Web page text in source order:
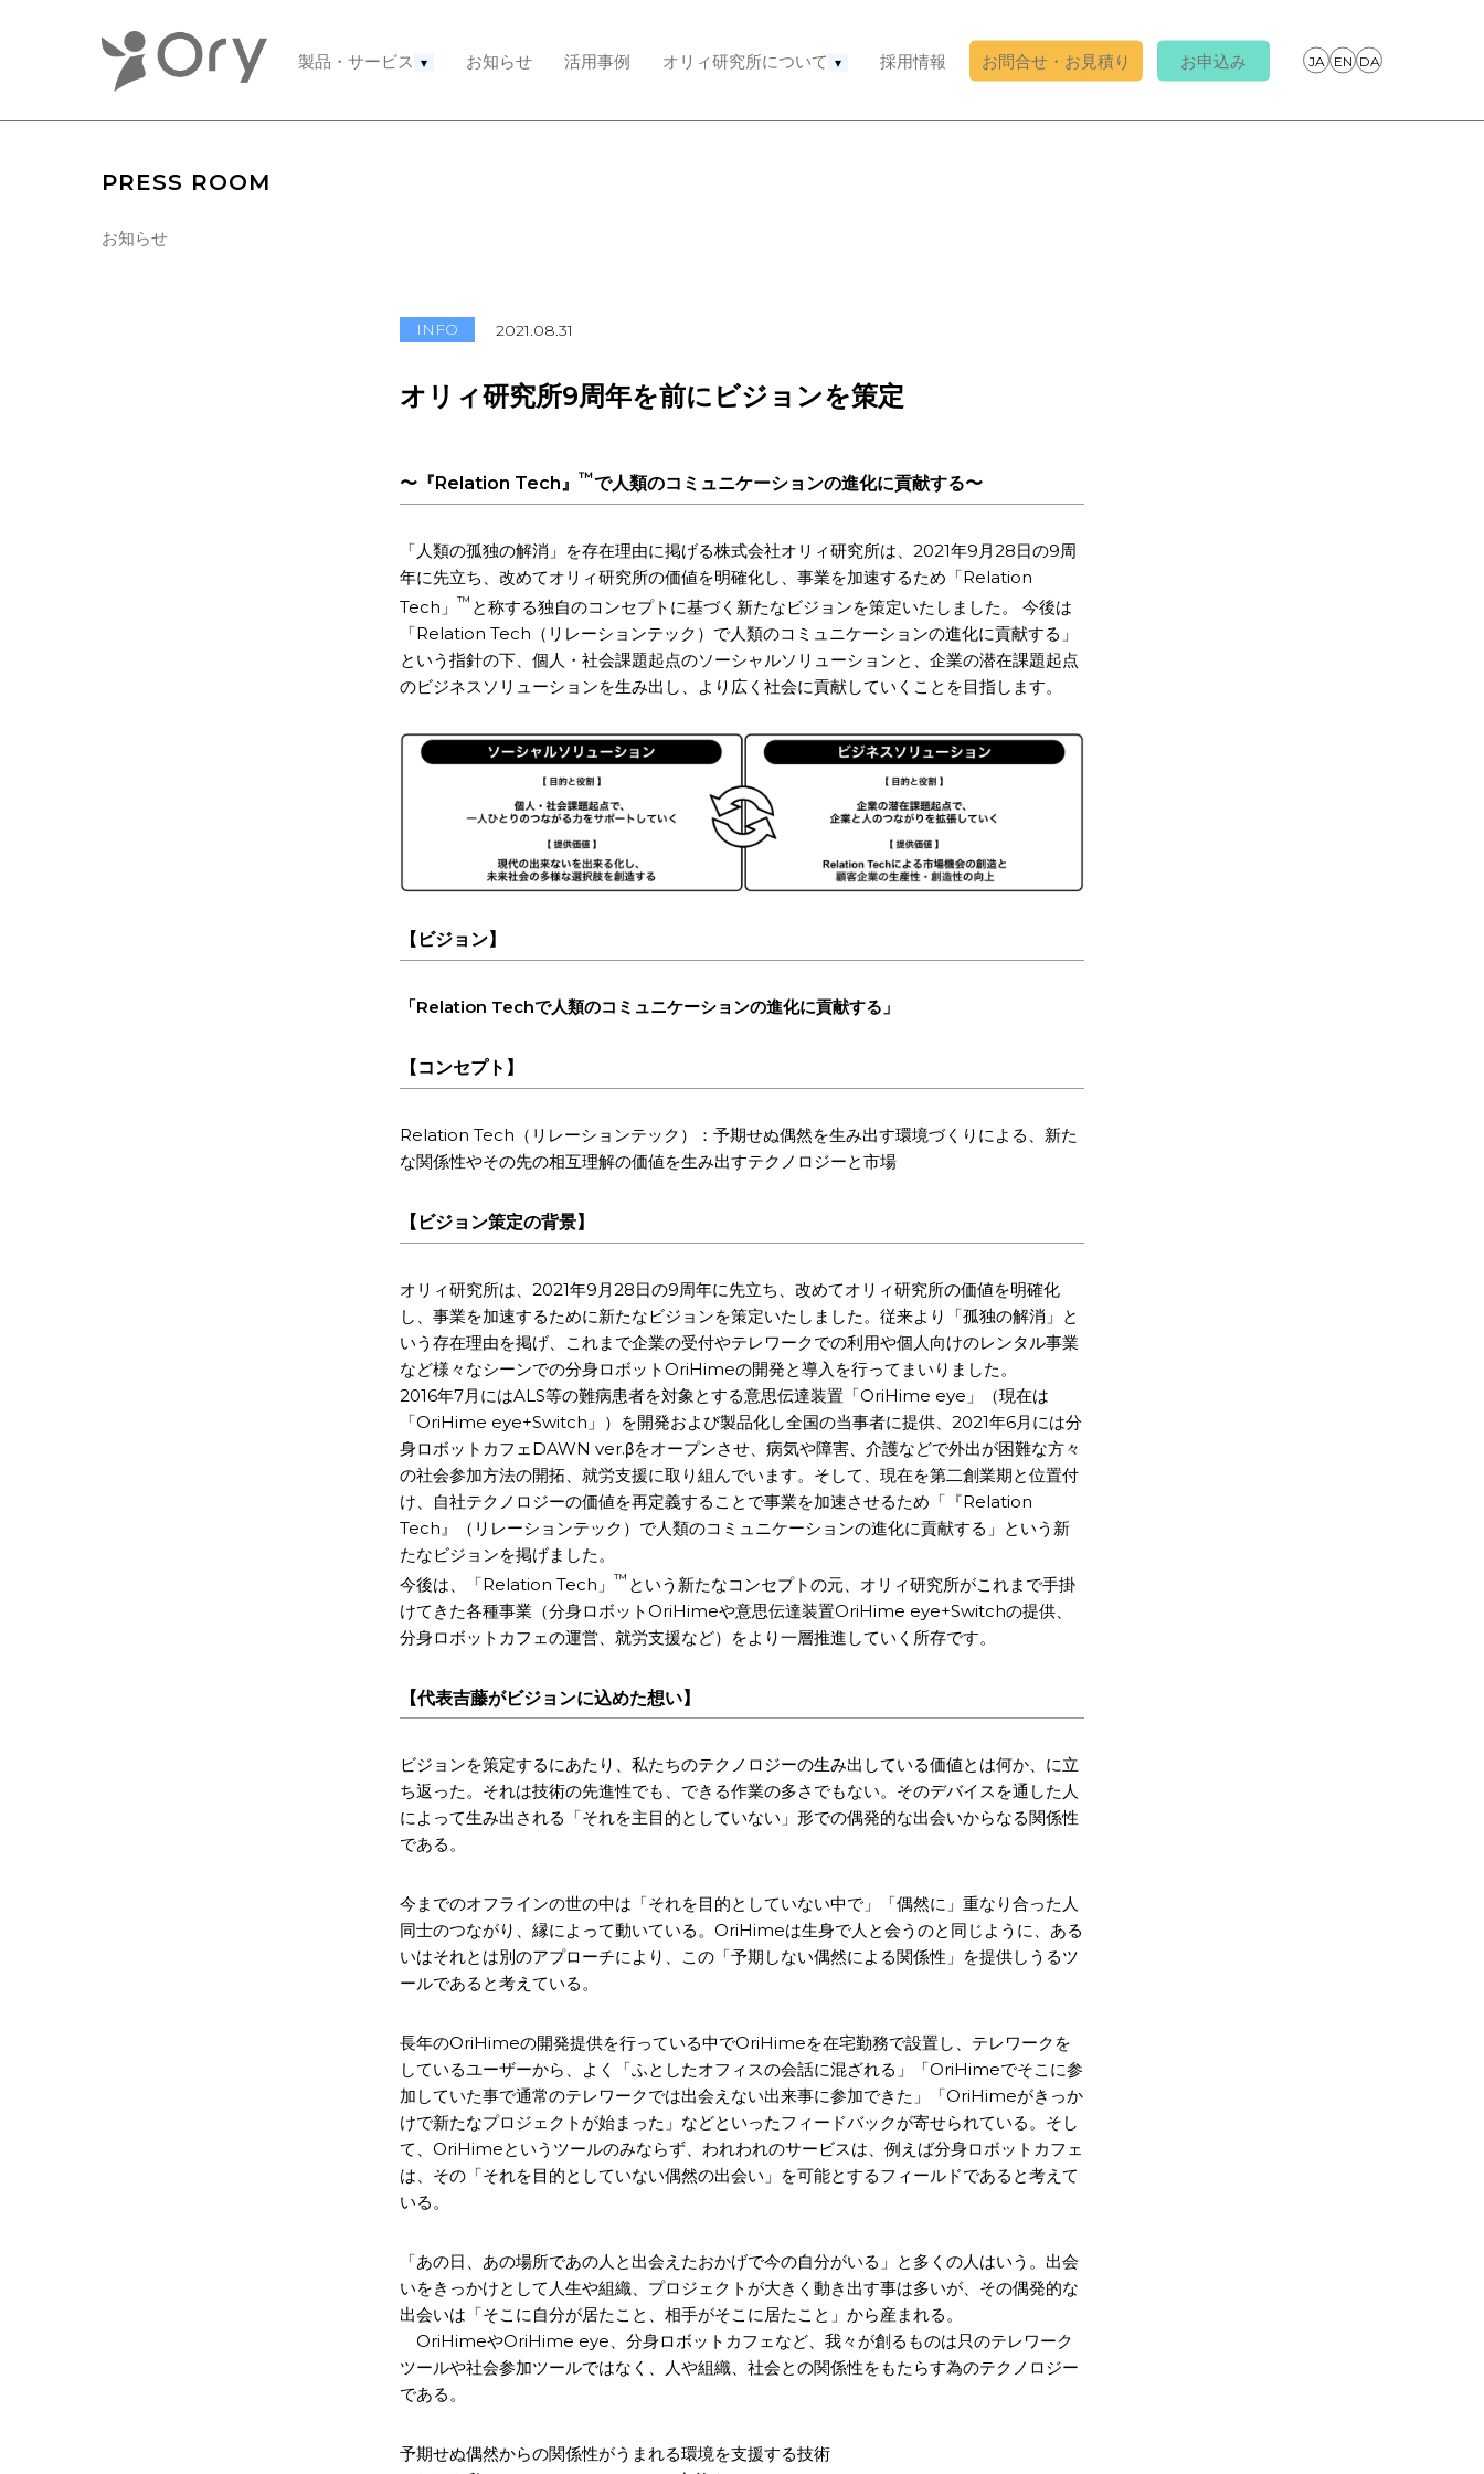
製品・サービス ▾ お知らせ 活用事例 オリィ研究所について ▾ 採用情報 お問合せ・お見積り お申込み
PRESS ROOM
お知らせ
INFO 2021.08.31
オリィ研究所9周年を前にビジョンを策定
〜『Relation Tech』 ™で人類のコミュニケーションの進化に貢献する〜
「人類の孤独の解消」を存在理由に掲げる株式会社オリィ研究所は、2021年9月28日の9周
年に先立ち、改めてオリィ研究所の価値を明確化し、事業を加速するため「Relation
Tech」 ™ と称する独自のコンセプトに基づく新たなビジョンを策定いたしました。 今後は
「Relation Tech（リレーションテック）で人類のコミュニケーションの進化に貢献する」
という指針の下、個人・社会課題起点のソーシャルソリューションと、企業の潜在課題起点
のビジネスソリューションを生み出し、より広く社会に貢献していくことを目指します。
【ビジョン】
「Relation Techで人類のコミュニケーションの進化に貢献する」
【コンセプト】
Relation Tech（リレーションテック）：予期せぬ偶然を生み出す環境づくりによる、新た
な関係性やその先の相互理解の価値を生み出すテクノロジーと市場
【ビジョン策定の背景】
オリィ研究所は、2021年9月28日の9周年に先立ち、改めてオリィ研究所の価値を明確化
し、事業を加速するために新たなビジョンを策定いたしました。従来より「孤独の解消」と
いう存在理由を掲げ、これまで企業の受付やテレワークでの利用や個人向けのレンタル事業
など様々なシーンでの分身ロボットOriHimeの開発と導入を行ってまいりました。
2016年7月にはALS等の難病患者を対象とする意思伝達装置「OriHime eye」（現在は
「OriHime eye+Switch」）を開発および製品化し全国の当事者に提供、2021年6月には分
身ロボットカフェDAWN ver.βをオープンさせ、病気や障害、介護などで外出が困難な方々
の社会参加方法の開拓、就労支援に取り組んでいます。そして、現在を第二創業期と位置付
け、自社テクノロジーの価値を再定義することで事業を加速させるため「『Relation
Tech』（リレーションテック）で人類のコミュニケーションの進化に貢献する」という新
たなビジョンを掲げました。
今後は、「Relation Tech」 ™ という新たなコンセプトの元、オリィ研究所がこれまで手掛
けてきた各種事業（分身ロボットOriHimeや意思伝達装置OriHime eye+Switchの提供、
分身ロボットカフェの運営、就労支援など）をより一層推進していく所存です。
【代表吉藤がビジョンに込めた想い】
ビジョンを策定するにあたり、私たちのテクノロジーの生み出している価値とは何か、に立
ち返った。それは技術の先進性でも、できる作業の多さでもない。そのデバイスを通した人
によって生み出される「それを主目的としていない」形での偶発的な出会いからなる関係性
である。
今までのオフラインの世の中は「それを目的としていない中で」「偶然に」重なり合った人
同士のつながり、縁によって動いている。OriHimeは生身で人と会うのと同じように、ある
いはそれとは別のアプローチにより、この「予期しない偶然による関係性」を提供しうるツ
ールであると考えている。
長年のOriHimeの開発提供を行っている中でOriHimeを在宅勤務で設置し、テレワークを
しているユーザーから、よく「ふとしたオフィスの会話に混ざれる」「OriHimeでそこに参
加していた事で通常のテレワークでは出会えない出来事に参加できた」「OriHimeがきっか
けで新たなプロジェクトが始まった」などといったフィードバックが寄せられている。そし
て、OriHimeというツールのみならず、われわれのサービスは、例えば分身ロボットカフェ
は、その「それを目的としていない偶然の出会い」を可能とするフィールドであると考えて
いる。
「あの日、あの場所であの人と出会えたおかげで今の自分がいる」と多くの人はいう。出会
いをきっかけとして人生や組織、プロジェクトが大きく動き出す事は多いが、その偶発的な
出会いは「そこに自分が居たこと、相手がそこに居たこと」から産まれる。
OriHimeやOriHime eye、分身ロボットカフェなど、我々が創るものは只のテレワーク
ツールや社会参加ツールではなく、人や組織、社会との関係性をもたらす為のテクノロジー
である。
予期せぬ偶然からの関係性がうまれる環境を支援する技術